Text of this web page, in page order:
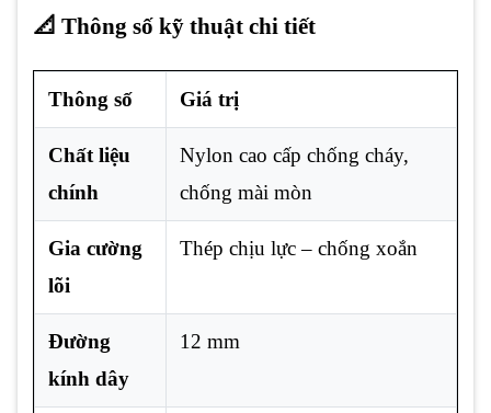
📐 Thông số kỹ thuật chi tiết
Thông số Giá trị
Chất liệu
chính
Nylon cao cấp chống cháy,
chống mài mòn
Gia cường
lõi
Thép chịu lực – chống xoắn
Đường
kính dây
12 mm